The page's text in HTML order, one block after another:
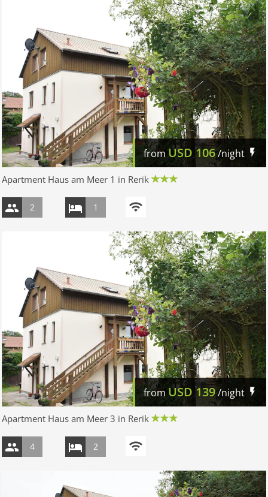
fromUSD 106/night
Apartment Haus am Meer 1 in Rerik
2 1
fromUSD 139/night
Apartment Haus am Meer 3 in Rerik
4 2